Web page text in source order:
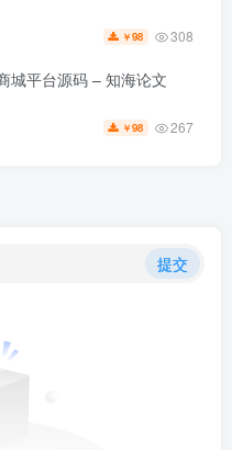
￥98 308
城平台源码 – 知海论文
￥98 267
提交